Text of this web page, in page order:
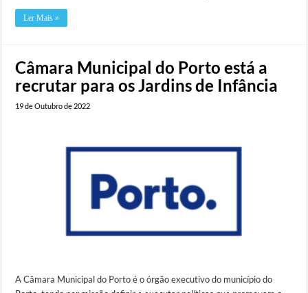
Ler Mais »
Câmara Municipal do Porto está a
recrutar para os Jardins de Infância
19 de Outubro de 2022
A Câmara Municipal do Porto é o órgão executivo do município do